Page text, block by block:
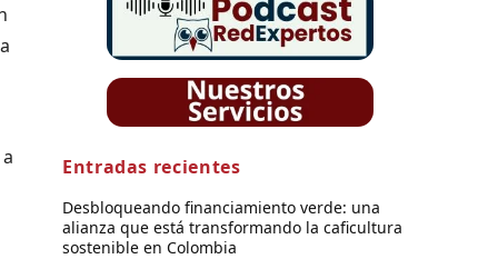
Entradas recientes
Desbloqueando financiamiento verde: una
alianza que está transformando la caficultura
sostenible en Colombia